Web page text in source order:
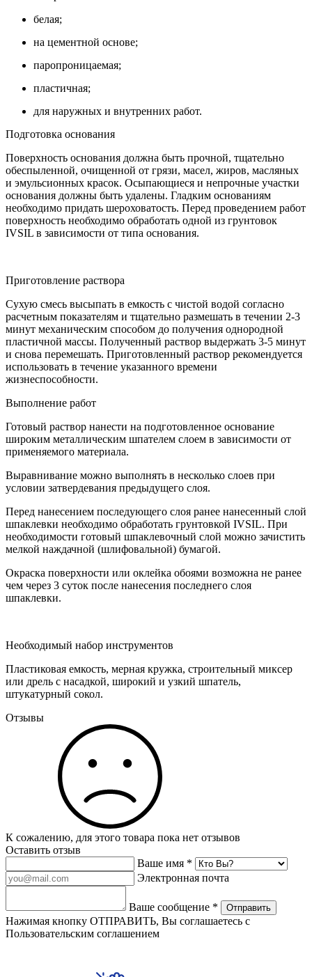
белая;
на цементной основе;
паропроницаемая;
пластичная;
для наружных и внутренних работ.
Подготовка основания
Поверхность основания должна быть прочной, тщательно
обеспыленной, очищенной от грязи, масел, жиров, масляных
и эмульсионных красок. Осыпающиеся и непрочные участки
основания должны быть удалены. Гладким основаниям
необходимо придать шероховатость. Перед проведением работ
поверхность необходимо обработать одной из грунтовок
IVSIL в зависимости от типа основания.
Приготовление раствора
Сухую смесь высыпать в емкость с чистой водой согласно
расчетным показателям и тщательно размешать в течении 2-3
минут механическим способом до получения однородной
пластичной массы. Полученный раствор выдержать 3-5 минут
и снова перемешать. Приготовленный раствор рекомендуется
использовать в течение указанного времени
жизнеспособности.
Выполнение работ
Готовый раствор нанести на подготовленное основание
широким металлическим шпателем слоем в зависимости от
применяемого материала.
Выравнивание можно выполнять в несколько слоев при
условии затвердевания предыдущего слоя.
Перед нанесением последующего слоя ранее нанесенный слой
шпаклевки необходимо обработать грунтовкой IVSIL. При
необходимости готовый шпаклевочный слой можно зачистить
мелкой наждачной (шлифовальной) бумагой.
Окраска поверхности или оклейка обоями возможна не ранее
чем через 3 суток после нанесения последнего слоя
шпаклевки.
Необходимый набор инструментов
Пластиковая емкость, мерная кружка, строительный миксер
или дрель с насадкой, широкий и узкий шпатель,
штукатурный сокол.
Отзывы
К сожалению, для этого товара пока нет отзывов
Оставить отзыв
Ваше имя *
Электронная почта
Ваше сообщение * Отправить
Нажимая кнопку ОТПРАВИТЬ, Вы соглашаетесь с
Пользовательским соглашением